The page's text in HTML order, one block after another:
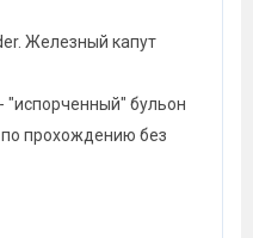
Железный капут
"испорченный" бульон
прохождению без